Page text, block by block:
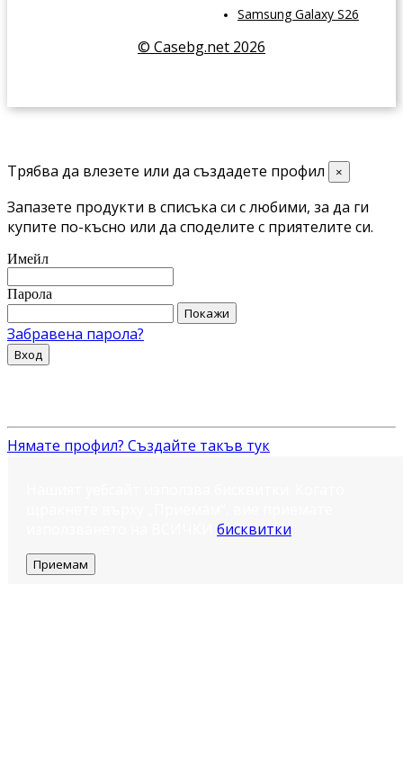
Samsung Galaxy S26
© Casebg.net 2026
Трябва да влезете или да създадете профил ×
Запазете продукти в списъка си с любими, за да ги
купите по-късно или да споделите с приятелите си.
Имейл
Парола
Покажи
Забравена парола?
Вход
Нямате профил? Създайте такъв тук
бисквитки
Приемам